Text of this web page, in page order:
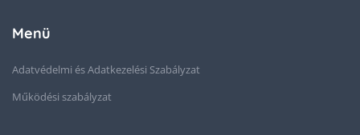
Menü
Adatvédelmi és Adatkezelési Szabályzat
Működési szabályzat